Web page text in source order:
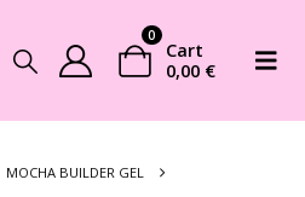
0
Cart
0,00 €
MOCHA BUILDER GEL